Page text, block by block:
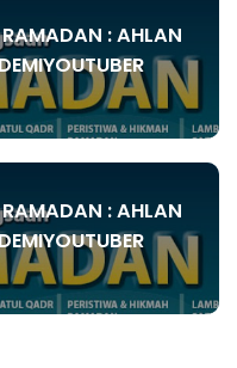
: AHLAN
: AHLAN